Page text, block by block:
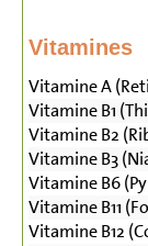
Vitamines
Vitamine A
Vitamine B1
Vitamine B2
Vitamine B3
Vitamine B6
Vitamine B11
Vitamine B12